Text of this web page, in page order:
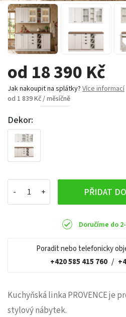
od 18 390 Kč
Jak nakoupit na splátky? Více informací
od 1 839 Kč / měsíčně
Dekor:
PŘIDAT
Doručíme do
Poradit nebo telefonicky
+420 585 415 760 /
Kuchyňská linka PROVENCE je
stylový nábytek.